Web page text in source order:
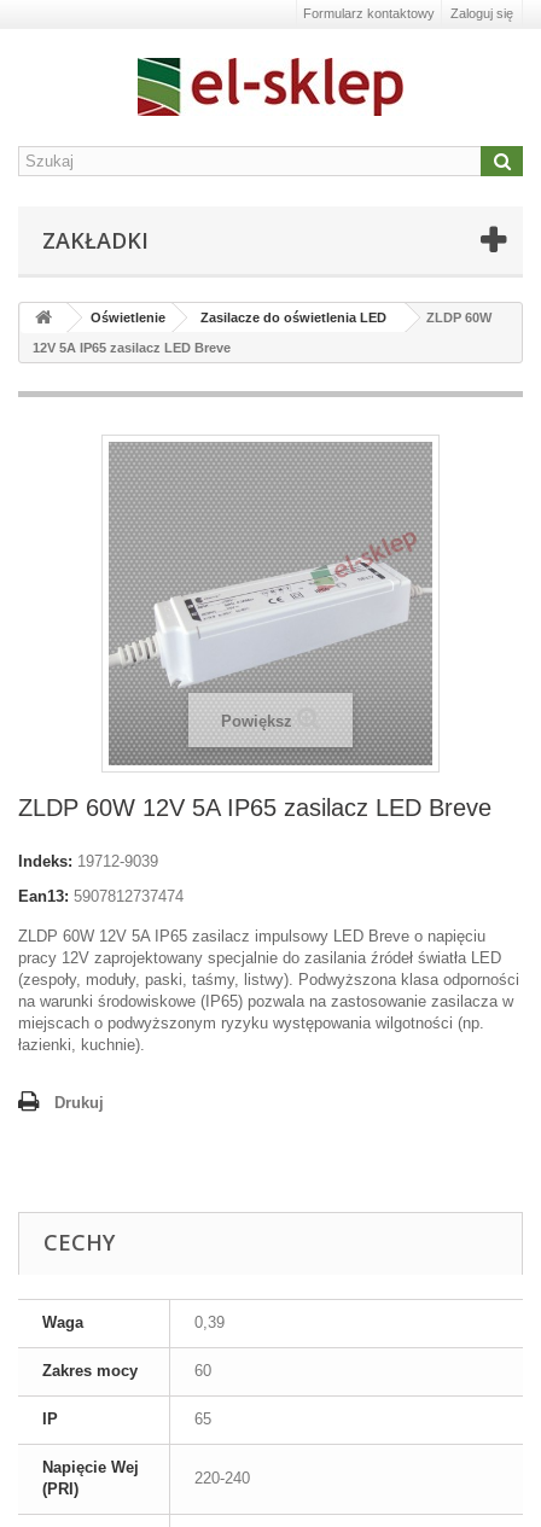
Zaloguj się
Formularz kontaktowy
ZAKŁADKI
Oświetlenie Zasilacze do oświetlenia LED ZLDP 60W
12V 5A IP65 zasilacz LED Breve
Powiększ
ZLDP 60W 12V 5A IP65 zasilacz LED Breve
Indeks: 19712-9039
Ean13: 5907812737474
ZLDP 60W 12V 5A IP65 zasilacz impulsowy LED Breve o napięciu
pracy 12V zaprojektowany specjalnie do zasilania źródeł światła LED
(zespoły, moduły, paski, taśmy, listwy). Podwyższona klasa odporności
na warunki środowiskowe (IP65) pozwala na zastosowanie zasilacza w
miejscach o podwyższonym ryzyku występowania wilgotności (np.
łazienki, kuchnie).
Drukuj
CECHY
Waga 0,39
Zakres mocy 60
IP 65
Napięcie Wej
(PRI)
220-240